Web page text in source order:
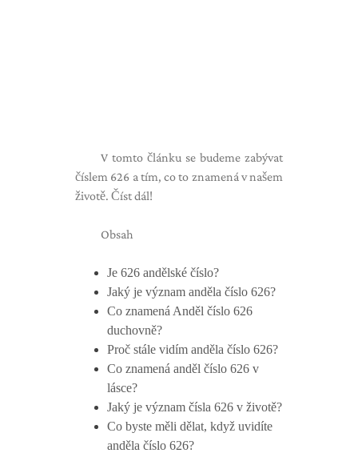
V tomto článku se budeme zabývat
číslem 626 a tím, co to znamená v našem
životě. Číst dál!
Obsah
Je 626 andělské číslo?
Jaký je význam anděla číslo 626?
Co znamená Anděl číslo 626
duchovně?
Proč stále vidím anděla číslo 626?
Co znamená anděl číslo 626 v
lásce?
Jaký je význam čísla 626 v životě?
Co byste měli dělat, když uvidíte
anděla číslo 626?